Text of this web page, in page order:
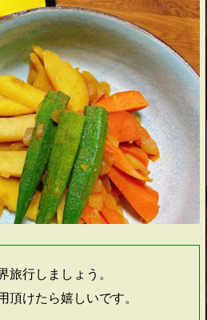
旅行しましょう。
頂けたら嬉しいです。